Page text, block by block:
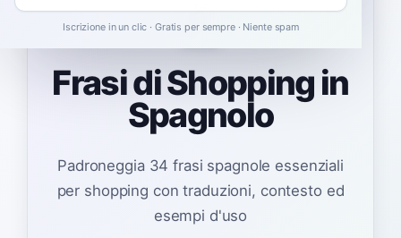
🛍️
Frasi di Shopping in
Spagnolo
Padroneggia 34 frasi spagnole essenziali
per shopping con traduzioni, contesto ed
esempi d'uso
Iscrizione in un clic · Gratis per sempre · Niente spam